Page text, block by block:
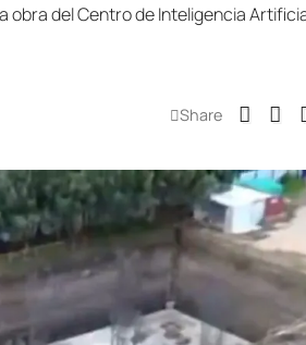
obra del Centro de Inteligencia
Share